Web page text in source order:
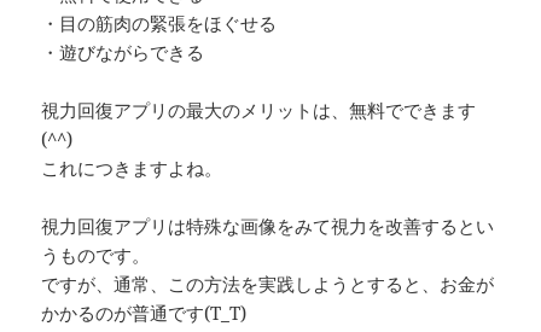
・目の筋肉の緊張をほぐせる
・遊びながらできる
視力回復アプリの最大のメリットは、無料でできます
(^^)
これにつきますよね。
視力回復アプリは特殊な画像をみて視力を改善するとい
うものです。
ですが、通常、この方法を実践しようとすると、お金が
かかるのが普通です(T_T)